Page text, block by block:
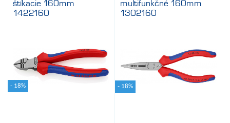
štíkacie 160mm
1422160
- 18%
multifunkčné 160mm
1302160
- 18%